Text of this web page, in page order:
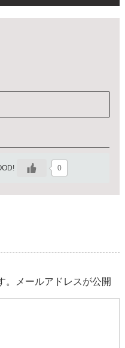
0
。メールアドレスが公開